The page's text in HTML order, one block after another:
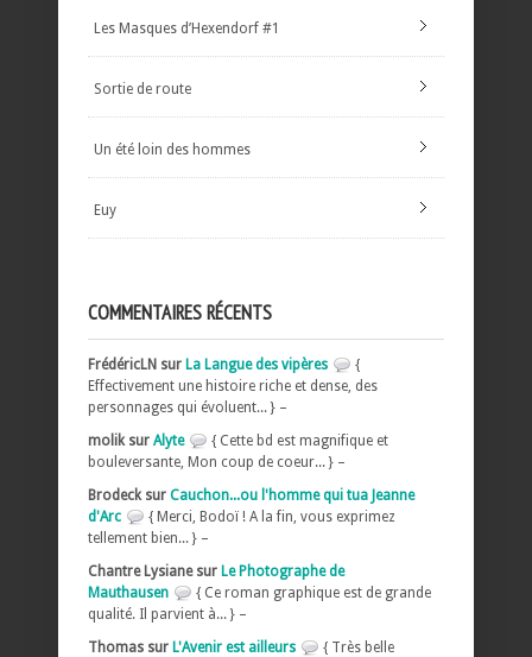
Les Masques d’Hexendorf #1
Sortie de route
Un été loin des hommes
Euy
COMMENTAIRES RÉCENTS
FrédéricLN sur La Langue des vipères
{
Effectivement une histoire riche et dense, des
personnages qui évoluent... } –
molik sur Alyte
{ Cette bd est magnifique et
bouleversante, Mon coup de coeur... } –
Brodeck sur Cauchon...ou l'homme qui tua Jeanne
d'Arc
{ Merci, Bodoï ! A la fin, vous exprimez
tellement bien... } –
Chantre Lysiane sur Le Photographe de
Mauthausen
{ Ce roman graphique est de grande
qualité. Il parvient à... } –
Thomas sur L'Avenir est ailleurs
{ Très belle